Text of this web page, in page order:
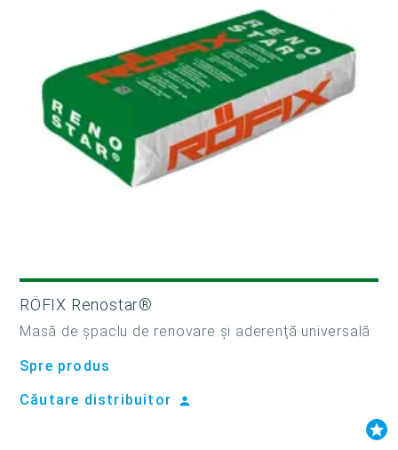
RÖFIX Renostar®
Masă de şpaclu de renovare şi aderenţă universală
Spre produs
Căutare distribuitor